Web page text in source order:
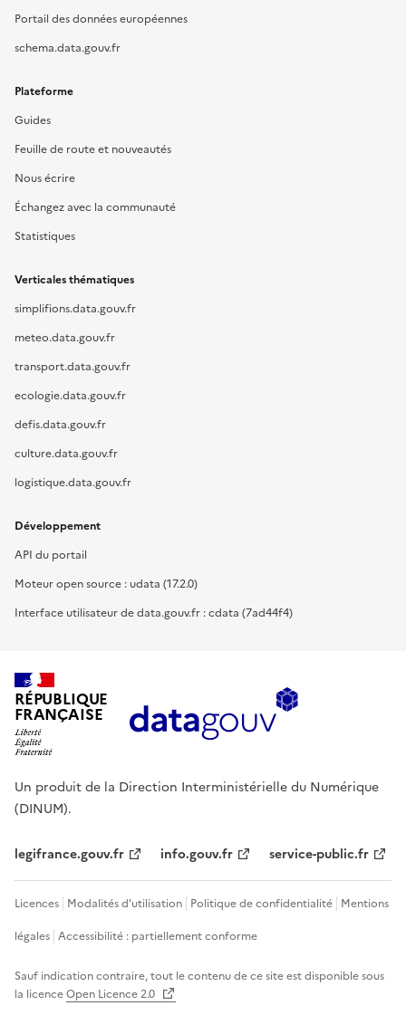
Portail des données européennes
schema.data.gouv.fr
Plateforme
Guides
Feuille de route et nouveautés
Nous écrire
Échangez avec la communauté
Statistiques
Verticales thématiques
simplifions.data.gouv.fr
meteo.data.gouv.fr
transport.data.gouv.fr
ecologie.data.gouv.fr
defis.data.gouv.fr
culture.data.gouv.fr
logistique.data.gouv.fr
Développement
API du portail
Moteur open source : udata (17.2.0)
Interface utilisateur de data.gouv.fr : cdata (7ad44f4)
RÉPUBLIQUE
FRANÇAISE
Un produit de la Direction Interministérielle du Numérique
(DINUM).
legifrance.gouv.fr info.gouv.fr service-public.fr
Licences Modalités d'utilisation Politique de confidentialité Mentions
légales Accessibilité : partiellement conforme
Sauf indication contraire, tout le contenu de ce site est disponible sous
la licenceOpen Licence 2.0